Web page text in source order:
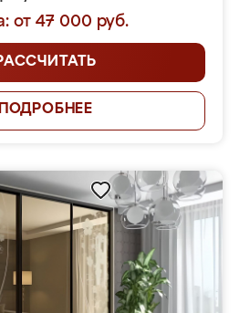
от 47 000 руб.
ПОДРОБНЕЕ